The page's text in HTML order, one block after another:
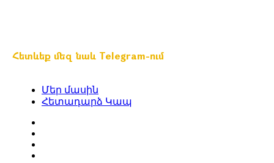
Հետևեք մեզ նաև Telegram-ում